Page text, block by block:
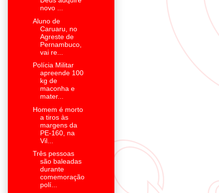
novo ...
Aluno de
Caruaru, no
Agreste de
Pernambuco,
vai re...
Polícia Militar
apreende 100
kg de
maconha e
mater...
Homem é morto
a tiros às
margens da
PE-160, na
Vil...
Três pessoas
são baleadas
durante
comemoração
polí...